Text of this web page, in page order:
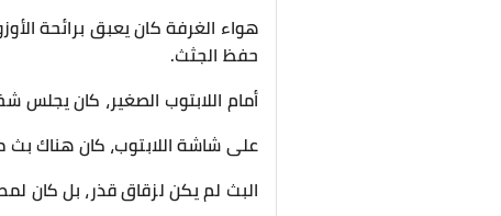
هواء الغرفة كان يعبق برائحة
حفظ الجثث.
​أمام اللابتوب الصغير، كان
​على شاشة اللابتوب، كان هناك بث
البث لم يكن لزقاق قذر، بل كان